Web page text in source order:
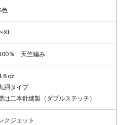
色
XL
％ 天竺編み
oz
胴タイプ
は二本針縫製（ダブルステッチ）
クジェット